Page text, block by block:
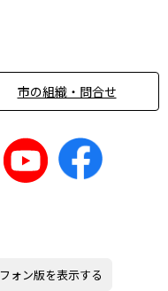
市の組織・問合せ
ォン版を表示する